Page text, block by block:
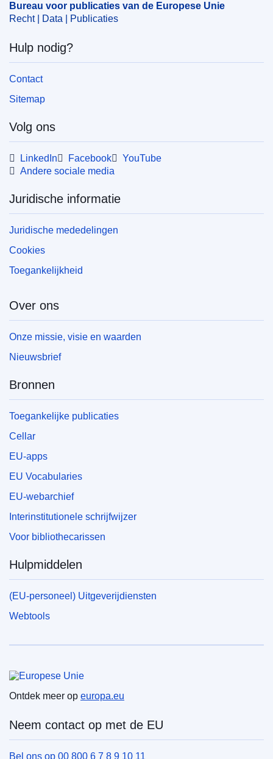
OJ : L_202501299
Bureau voor publicaties van de Europese Unie
Recht | Data | Publicaties
Hulp nodig?
Contact
Sitemap
Volg ons
LinkedIn Facebook
YouTube
Andere sociale media
Juridische informatie
Juridische mededelingen
Cookies
Toegankelijkheid
Over ons
Onze missie, visie en waarden
Nieuwsbrief
Bronnen
Toegankelijke publicaties
Cellar
EU-apps
EU Vocabularies
EU-webarchief
Interinstitutionele schrijfwijzer
Voor bibliothecarissen
Hulpmiddelen
(EU-personeel) Uitgeverijdiensten
Webtools
Ontdek meer op europa.eu
Neem contact op met de EU
Bel ons op 00 800 6 7 8 9 10 11